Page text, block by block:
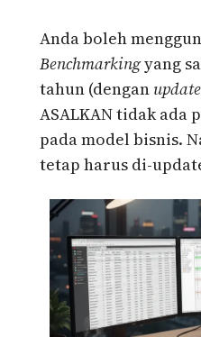
Anda boleh
Benchmarkingyang
tahun (dengan update
ASALKAN tidak ada
pada model bisnis.
tetap harus di-